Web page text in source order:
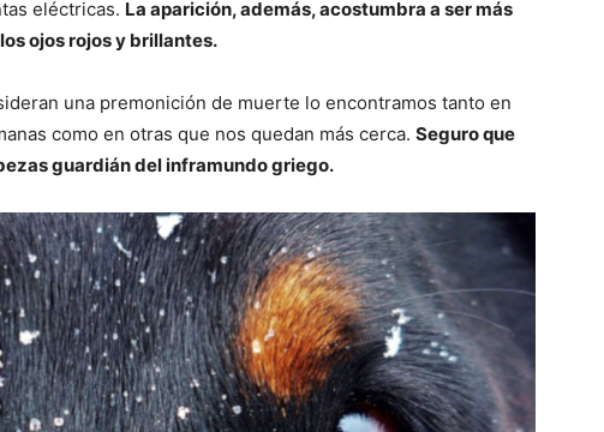
eléctricas. La aparición, además, acostumbra a ser más
ojos rojos y brillantes.
una premonición de muerte lo encontramos tanto en
como en otras que nos quedan más cerca. Seguro que
guardián del inframundo griego.